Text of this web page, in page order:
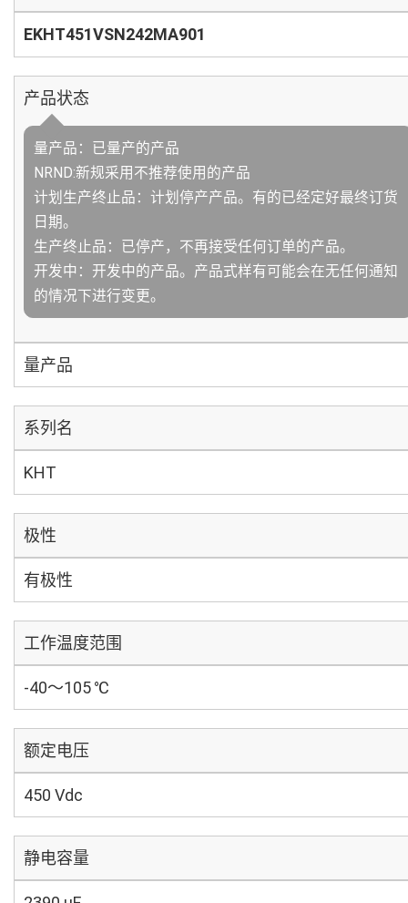
EKHT451VSN242MA901
产品状态
量产品：已量产的产品
NRND:新规采用不推荐使用的产品
计划生产终止品：计划停产产品。有的已经定好最终订货
日期。
生产终止品：已停产，不再接受任何订单的产品。
开发中：开发中的产品。产品式样有可能会在无任何通知
的情况下进行变更。
量产品
系列名
KHT
极性
有极性
工作温度范围
-40～105 ℃
额定电压
450 Vdc
静电容量